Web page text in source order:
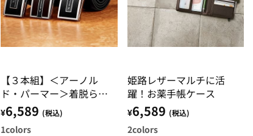
【３本組】＜アーノル
ド・パーマー＞着脱らく
らくロングベルト
¥6,589 (税込)
1colors
姫路レザーマルチに活
躍！お薬手帳ケース
¥6,589 (税込)
2colors